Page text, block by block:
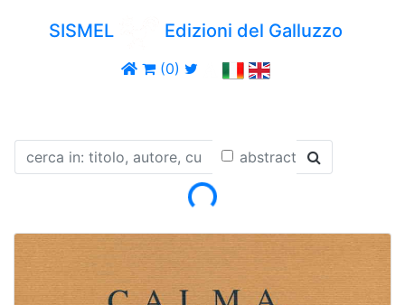
SISMEL Edizioni del Galluzzo
(0)
abstract
Loading...